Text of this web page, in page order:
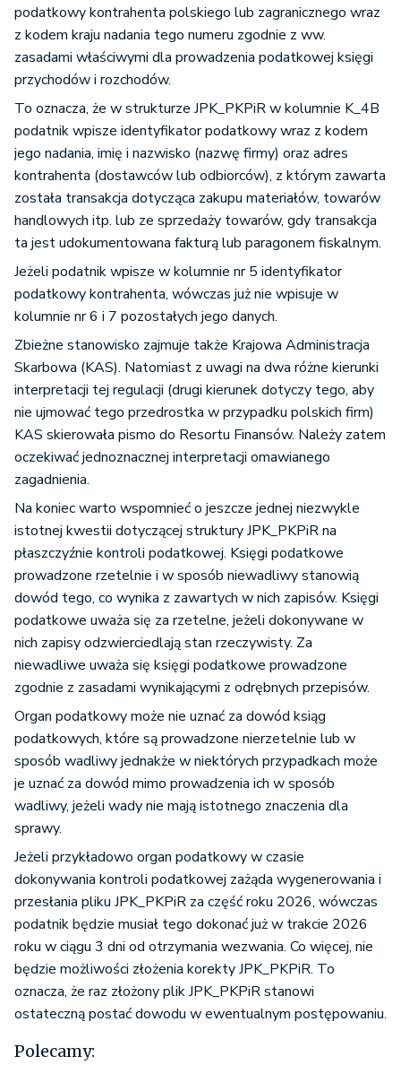
podatkowy kontrahenta polskiego lub zagranicznego wraz
z kodem kraju nadania tego numeru zgodnie z ww.
zasadami właściwymi dla prowadzenia podatkowej księgi
przychodów i rozchodów.
To oznacza, że w strukturze JPK_PKPiR w kolumnie K_4B
podatnik wpisze identyfikator podatkowy wraz z kodem
jego nadania, imię i nazwisko (nazwę firmy) oraz adres
kontrahenta (dostawców lub odbiorców), z którym zawarta
została transakcja dotycząca zakupu materiałów, towarów
handlowych itp. lub ze sprzedaży towarów, gdy transakcja
ta jest udokumentowana fakturą lub paragonem fiskalnym.
Jeżeli podatnik wpisze w kolumnie nr 5 identyfikator
podatkowy kontrahenta, wówczas już nie wpisuje w
kolumnie nr 6 i 7 pozostałych jego danych.
Zbieżne stanowisko zajmuje także Krajowa Administracja
Skarbowa (KAS). Natomiast z uwagi na dwa różne kierunki
interpretacji tej regulacji (drugi kierunek dotyczy tego, aby
nie ujmować tego przedrostka w przypadku polskich firm)
KAS skierowała pismo do Resortu Finansów. Należy zatem
oczekiwać jednoznacznej interpretacji omawianego
zagadnienia.
Na koniec warto wspomnieć o jeszcze jednej niezwykle
istotnej kwestii dotyczącej struktury JPK_PKPiR na
płaszczyźnie kontroli podatkowej. Księgi podatkowe
prowadzone rzetelnie i w sposób niewadliwy stanowią
dowód tego, co wynika z zawartych w nich zapisów. Księgi
podatkowe uważa się za rzetelne, jeżeli dokonywane w
nich zapisy odzwierciedlają stan rzeczywisty. Za
niewadliwe uważa się księgi podatkowe prowadzone
zgodnie z zasadami wynikającymi z odrębnych przepisów.
Organ podatkowy może nie uznać za dowód ksiąg
podatkowych, które są prowadzone nierzetelnie lub w
sposób wadliwy jednakże w niektórych przypadkach może
je uznać za dowód mimo prowadzenia ich w sposób
wadliwy, jeżeli wady nie mają istotnego znaczenia dla
sprawy.
Jeżeli przykładowo organ podatkowy w czasie
dokonywania kontroli podatkowej zażąda wygenerowania i
przesłania pliku JPK_PKPiR za część roku 2026, wówczas
podatnik będzie musiał tego dokonać już w trakcie 2026
roku w ciągu 3 dni od otrzymania wezwania. Co więcej, nie
będzie możliwości złożenia korekty JPK_PKPiR. To
oznacza, że raz złożony plik JPK_PKPiR stanowi
ostateczną postać dowodu w ewentualnym postępowaniu.
Polecamy: